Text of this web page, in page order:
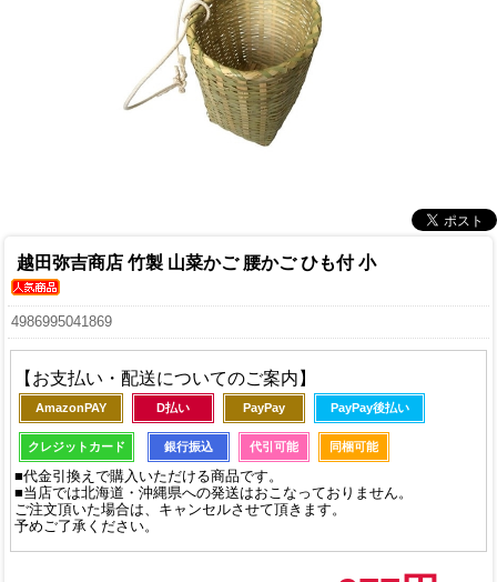
越田弥吉商店 竹製 山菜かご 腰かご ひも付 小
4986995041869
【お支払い・配送についてのご案内】
AmazonPAY D払い PayPay PayPay後払い
クレジットカード 銀行振込 代引可能 同梱可能
■代金引換えで購入いただける商品です。
■当店では北海道・沖縄県への発送はおこなっておりません。
ご注文頂いた場合は、キャンセルさせて頂きます。
予めご了承ください。